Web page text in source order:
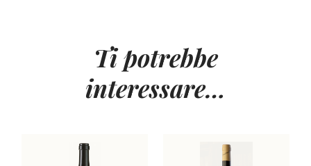
Ti potrebbe
interessare…